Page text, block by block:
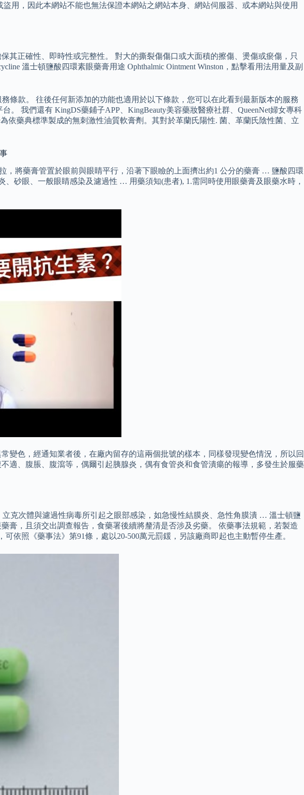
用，因此本網站不能也無法保證本網站之網站本身、網站伺服器、或本網站與使用
其正確性、即時性或完整性。 對大的撕裂傷傷口或大面積的擦傷、燙傷或瘀傷，只
溫士頓鹽酸四環素眼藥膏用途 Ophthalmic Ointment Winston，點擊看用法用量及副
條款。 往後任何新添加的功能也適用於以下條款，您可以在此看到最新版本的服務
我們還有 KingDS藥鋪子APP、KingBeauty美容藥妝醫療社群、QueenNet婦女專科
依藥典標準製成的無刺激性油質軟膏劑。其對於革蘭氏陽性. 菌、革蘭氏陰性菌、立
，將藥膏管置於眼前與眼睛平行，沿著下眼瞼的上面擠出約1 公分的藥膏 … 鹽酸四環
、砂眼、一般眼睛感染及濾過性 … 用藥須知(患者), 1.需同時使用眼藥膏及眼藥水時，
變色，經通知業者後，在廠內留存的這兩個批號的樣本，同樣發現變色情況，所以回
適、腹脹、腹瀉等，偶爾引起胰腺炎，偶有食管炎和食管潰瘍的報導，多發生於服藥
克次體與濾過性病毒所引起之眼部感染，如急慢性結膜炎、急性角膜潰 … 溫士頓鹽
膏，且須交出調查報告，食藥署後續將釐清是否涉及劣藥。 依藥事法規範，若製造
依照《藥事法》第91條，處以20-500萬元罰鍰，另該廠商即起也主動暫停生產。